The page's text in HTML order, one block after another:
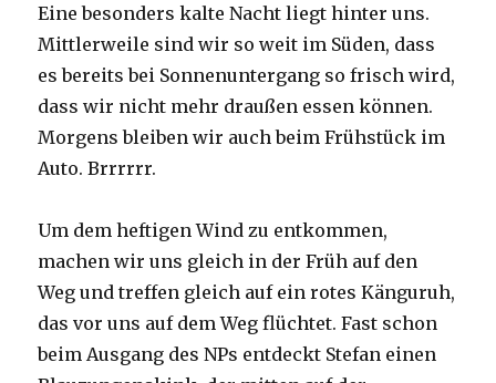
Eine besonders kalte Nacht liegt hinter uns.
Mittlerweile sind wir so weit im Süden, dass
es bereits bei Sonnenuntergang so frisch wird,
dass wir nicht mehr draußen essen können.
Morgens bleiben wir auch beim Frühstück im
Auto. Brrrrrr.
Um dem heftigen Wind zu entkommen,
machen wir uns gleich in der Früh auf den
Weg und treffen gleich auf ein rotes Känguruh,
das vor uns auf dem Weg flüchtet. Fast schon
beim Ausgang des NPs entdeckt Stefan einen